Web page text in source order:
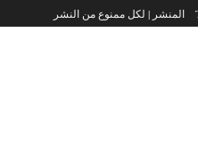
المنشر | لكل ممنوع من النشر